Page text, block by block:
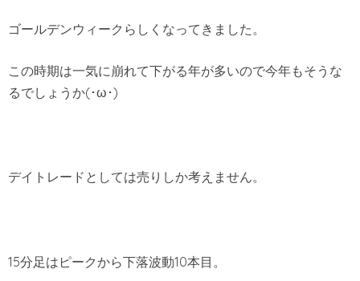
ゴールデンウィークらしくなってきました。
この時期は一気に崩れて下がる年が多いので今年もそうな
るでしょうか(･ω･)
デイトレードとしては売りしか考えません。
15分足はピークから下落波動10本目。